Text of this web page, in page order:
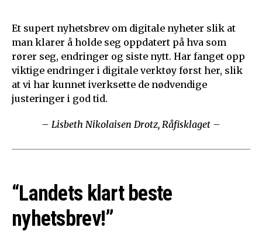
Et supert nyhetsbrev om digitale nyheter slik at
man klarer å holde seg oppdatert på hva som
rører seg, endringer og siste nytt. Har fanget opp
viktige endringer i digitale verktøy først her, slik
at vi har kunnet iverksette de nødvendige
justeringer i god tid.
– Lisbeth Nikolaisen Drotz, Råfisklaget –
“Landets klart beste
nyhetsbrev!”